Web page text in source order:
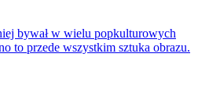
bywał w wielu popkulturowych
to przede wszystkim sztuka obrazu.